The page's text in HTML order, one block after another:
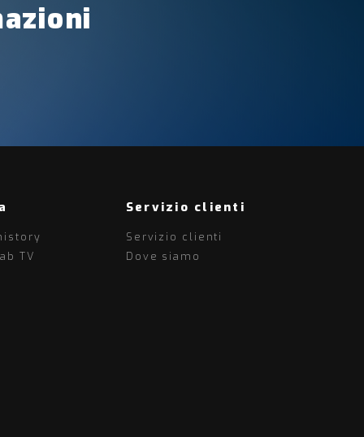
TV
Servizio clienti
Servizio clienti
Dove siamo